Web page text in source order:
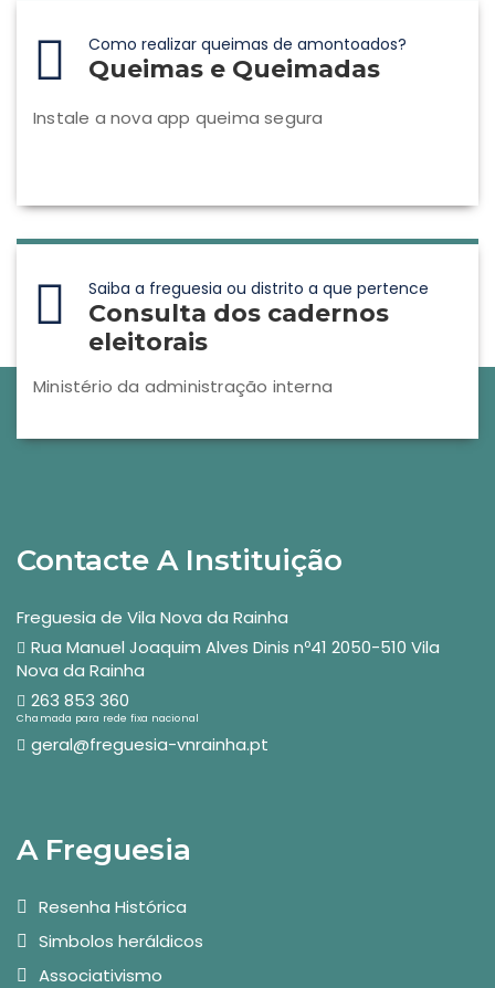
Como realizar queimas de amontoados?
Queimas e Queimadas
Instale a nova app queima segura
Saiba a freguesia ou distrito a que pertence
Consulta dos cadernos
eleitorais
Ministério da administração interna
Contacte A Instituição
Freguesia de Vila Nova da Rainha
Rua Manuel Joaquim Alves Dinis nº41 2050-510 Vila
Nova da Rainha
263 853 360
Chamada para rede fixa nacional
geral@freguesia-vnrainha.pt
A Freguesia
Resenha Histórica
Simbolos heráldicos
Associativismo